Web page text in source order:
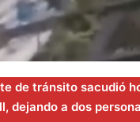
de tránsito sacudió
dejando a dos